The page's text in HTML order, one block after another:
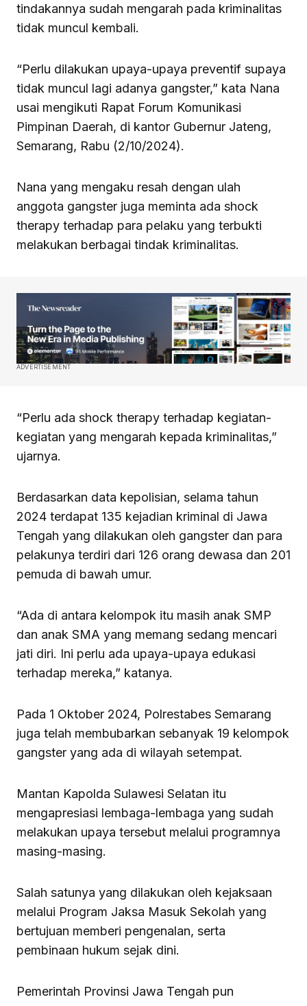
tindakannya sudah mengarah pada kriminalitas
tidak muncul kembali.
“Perlu dilakukan upaya-upaya preventif supaya
tidak muncul lagi adanya gangster,” kata Nana
usai mengikuti Rapat Forum Komunikasi
Pimpinan Daerah, di kantor Gubernur Jateng,
Semarang, Rabu (2/10/2024).
Nana yang mengaku resah dengan ulah
anggota gangster juga meminta ada shock
therapy terhadap para pelaku yang terbukti
melakukan berbagai tindak kriminalitas.
ADVERTISEMENT
“Perlu ada shock therapy terhadap kegiatan-
kegiatan yang mengarah kepada kriminalitas,”
ujarnya.
Berdasarkan data kepolisian, selama tahun
2024 terdapat 135 kejadian kriminal di Jawa
Tengah yang dilakukan oleh gangster dan para
pelakunya terdiri dari 126 orang dewasa dan 201
pemuda di bawah umur.
“Ada di antara kelompok itu masih anak SMP
dan anak SMA yang memang sedang mencari
jati diri. Ini perlu ada upaya-upaya edukasi
terhadap mereka,” katanya.
Pada 1 Oktober 2024, Polrestabes Semarang
juga telah membubarkan sebanyak 19 kelompok
gangster yang ada di wilayah setempat.
Mantan Kapolda Sulawesi Selatan itu
mengapresiasi lembaga-lembaga yang sudah
melakukan upaya tersebut melalui programnya
masing-masing.
Salah satunya yang dilakukan oleh kejaksaan
melalui Program Jaksa Masuk Sekolah yang
bertujuan memberi pengenalan, serta
pembinaan hukum sejak dini.
Pemerintah Provinsi Jawa Tengah pun